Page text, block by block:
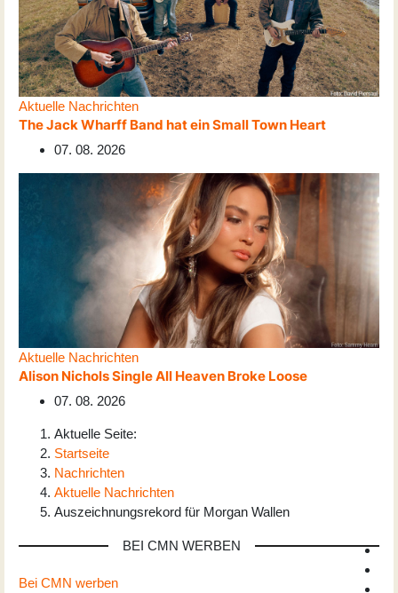
Aktuelle Nachrichten
The Jack Wharff Band hat ein Small Town Heart
07. 08. 2026
Aktuelle Nachrichten
Alison Nichols Single All Heaven Broke Loose
07. 08. 2026
Aktuelle Seite:
Startseite
Nachrichten
Aktuelle Nachrichten
Auszeichnungsrekord für Morgan Wallen
BEI CMN WERBEN
Bei CMN werben